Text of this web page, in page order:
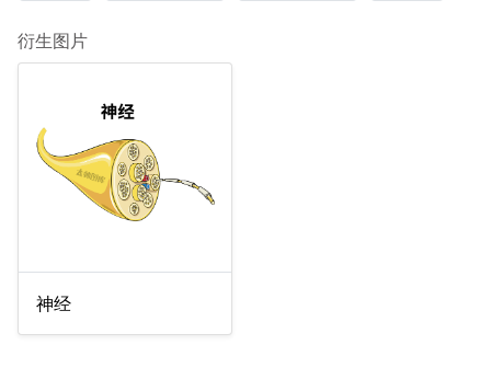
衍生图片
神经